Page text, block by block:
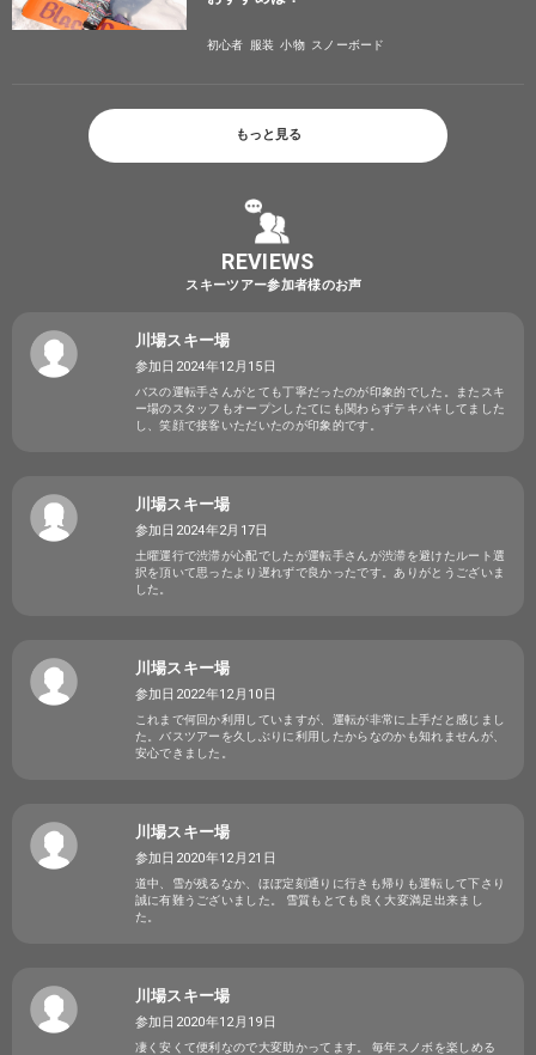
初心者 服装 小物 スノーボード
もっと見る
REVIEWS
スキーツアー参加者様のお声
川場スキー場
参加日2024年12月15日
バスの運転手さんがとても丁寧だったのが印象的でした。またスキ
ー場のスタッフもオープンしたてにも関わらずテキパキしてました
し、笑顔で接客いただいたのが印象的です。
川場スキー場
参加日2024年2月17日
土曜運行で渋滞が心配でしたが運転手さんが渋滞を避けたルート選
択を頂いて思ったより遅れずで良かったです。ありがとうございま
した。
川場スキー場
参加日2022年12月10日
これまで何回か利用していますが、運転が非常に上手だと感じまし
た。バスツアーを久しぶりに利用したからなのかも知れませんが、
安心できました。
川場スキー場
参加日2020年12月21日
道中、雪が残るなか、ほぼ定刻通りに行きも帰りも運転して下さり
誠に有難うございました。 雪質もとても良く大変満足出来まし
た。
川場スキー場
参加日2020年12月19日
凄く安くて便利なので大変助かってます。 毎年スノボを楽しめる